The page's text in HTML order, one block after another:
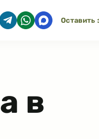
Оставить
в